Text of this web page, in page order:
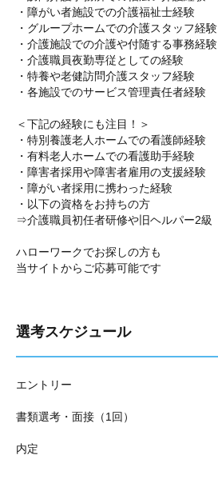
・障がい者施設での介護福祉士経験
・グループホームでの介護スタッフ経験
・介護施設での介護や付随する事務経験
・介護職員夜勤専従としての経験
・特養や老健訪問介護スタッフ経験
・各施設でのサービス管理責任者経験
＜下記の経験にも注目！＞
・特別養護老人ホームでの看護師経験
・有料老人ホームでの看護助手経験
・障害者採用や障害者雇用の支援経験
・障がい者採用に携わった経験
・以下の資格をお持ちの方
⇒介護職員初任者研修や旧ヘルパー2級
ハローワークでお探しの方も
当サイトからご応募可能です
選考スケジュール
エントリー
書類選考・面接（1回）
内定